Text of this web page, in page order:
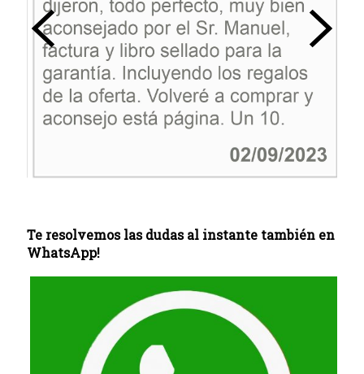
Te resolvemos las dudas al instante también en
WhatsApp!